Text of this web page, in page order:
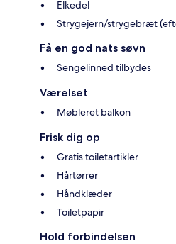
Elkedel
Strygejern/strygebræt
Få en god nats søvn
Sengelinned tilbydes
Værelset
Møbleret balkon
Frisk dig op
Gratis toiletartikler
Hårtørrer
Håndklæder
Toiletpapir
Hold forbindelsen